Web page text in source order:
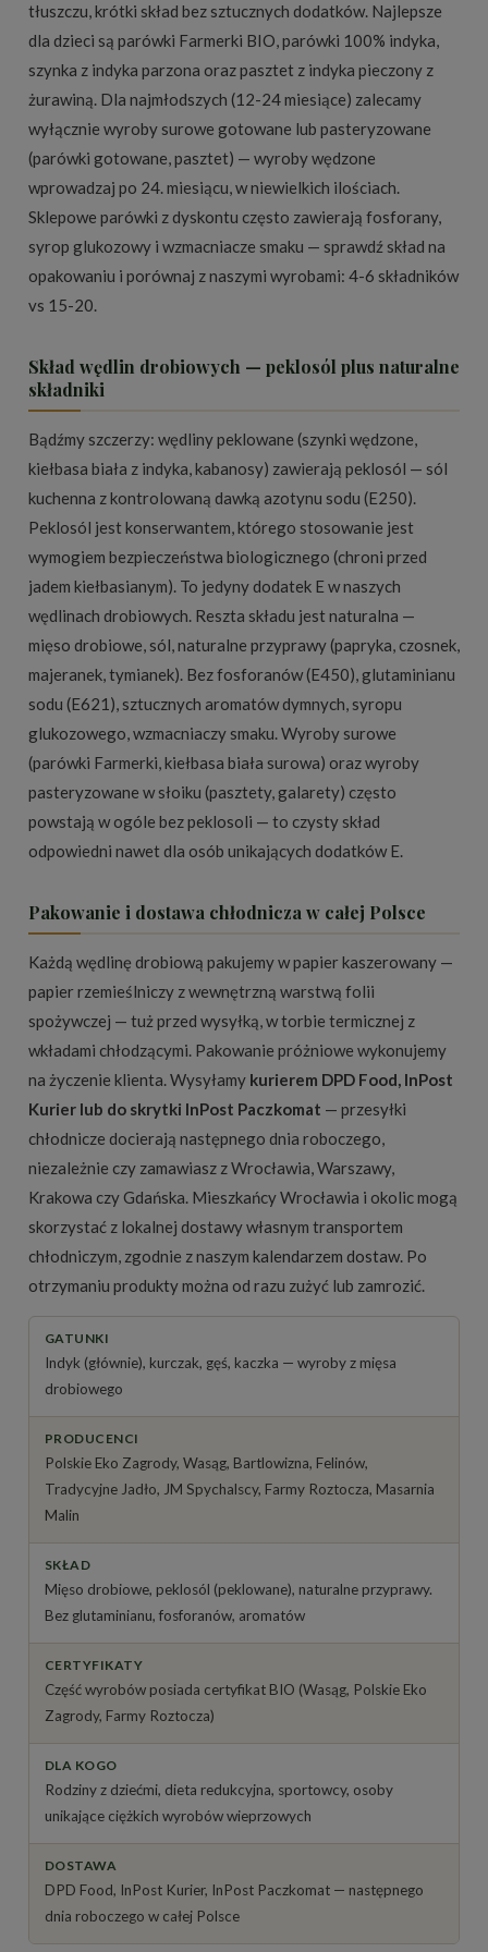
tłuszczu, krótki skład bez sztucznych dodatków. Najlepsze
dla dzieci są parówki Farmerki BIO, parówki 100% indyka,
szynka z indyka parzona oraz pasztet z indyka pieczony z
żurawiną. Dla najmłodszych (12-24 miesiące) zalecamy
wyłącznie wyroby surowe gotowane lub pasteryzowane
(parówki gotowane, pasztet) — wyroby wędzone
wprowadzaj po 24. miesiącu, w niewielkich ilościach.
Sklepowe parówki z dyskontu często zawierają fosforany,
syrop glukozowy i wzmacniacze smaku — sprawdź skład na
opakowaniu i porównaj z naszymi wyrobami: 4-6 składników
vs 15-20.
Skład wędlin drobiowych — peklosól plus naturalne
składniki
Bądźmy szczerzy: wędliny peklowane (szynki wędzone,
kiełbasa biała z indyka, kabanosy) zawierają peklosól — sól
kuchenna z kontrolowaną dawką azotynu sodu (E250).
Peklosól jest konserwantem, którego stosowanie jest
wymogiem bezpieczeństwa biologicznego (chroni przed
jadem kiełbasianym). To jedyny dodatek E w naszych
wędlinach drobiowych. Reszta składu jest naturalna —
mięso drobiowe, sól, naturalne przyprawy (papryka, czosnek,
majeranek, tymianek). Bez fosforanów (E450), glutaminianu
sodu (E621), sztucznych aromatów dymnych, syropu
glukozowego, wzmacniaczy smaku. Wyroby surowe
(parówki Farmerki, kiełbasa biała surowa) oraz wyroby
pasteryzowane w słoiku (pasztety, galarety) często
powstają w ogóle bez peklosoli — to czysty skład
odpowiedni nawet dla osób unikających dodatków E.
Pakowanie i dostawa chłodnicza w całej Polsce
Każdą wędlinę drobiową pakujemy w papier kaszerowany —
papier rzemieślniczy z wewnętrzną warstwą folii
spożywczej — tuż przed wysyłką, w torbie termicznej z
wkładami chłodzącymi. Pakowanie próżniowe wykonujemy
na życzenie klienta. Wysyłamy kurierem DPD Food, InPost
Kurier lub do skrytki InPost Paczkomat — przesyłki
chłodnicze docierają następnego dnia roboczego,
niezależnie czy zamawiasz z Wrocławia, Warszawy,
Krakowa czy Gdańska. Mieszkańcy Wrocławia i okolic mogą
skorzystać z lokalnej dostawy własnym transportem
chłodniczym, zgodnie z naszym kalendarzem dostaw. Po
otrzymaniu produkty można od razu zużyć lub zamrozić.
GATUNKI
Indyk (głównie), kurczak, gęś, kaczka — wyroby z mięsa
drobiowego
PRODUCENCI
Polskie Eko Zagrody, Wasąg, Bartlowizna, Felinów,
Tradycyjne Jadło, JM Spychalscy, Farmy Roztocza, Masarnia
Malin
SKŁAD
Mięso drobiowe, peklosól (peklowane), naturalne przyprawy.
Bez glutaminianu, fosforanów, aromatów
CERTYFIKATY
Część wyrobów posiada certyfikat BIO (Wasąg, Polskie Eko
Zagrody, Farmy Roztocza)
DLA KOGO
Rodziny z dziećmi, dieta redukcyjna, sportowcy, osoby
unikające ciężkich wyrobów wieprzowych
DOSTAWA
DPD Food, InPost Kurier, InPost Paczkomat — następnego
dnia roboczego w całej Polsce